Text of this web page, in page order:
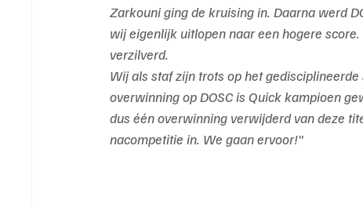
Zarkouni ging de kruising in. Daarna werd
wij eigenlijk uitlopen naar een hogere
verzilverd.
Wij als staf zijn trots op het
overwinning op DOSC is Quick kampioen
dus één overwinning verwijderd van deze
nacompetitie in. We gaan ervoor!"